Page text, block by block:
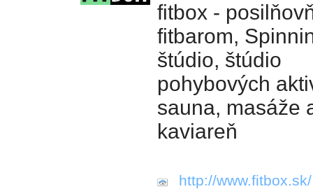
fitbox -
fitbarom,
štúdio, štúdio
pohybových
sauna, masáže
kaviareň
http://www.fitbox.sk/